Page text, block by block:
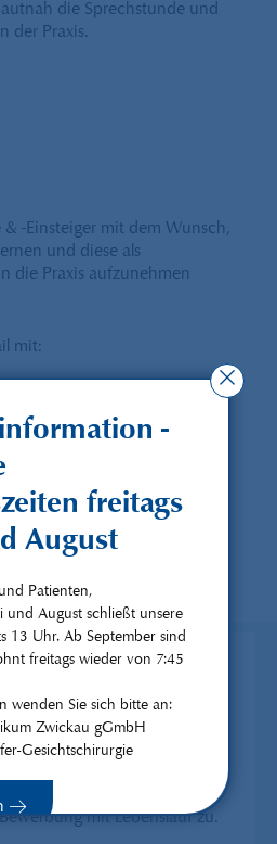
-
freitags
August
Patienten,
und August schließt unsere
13 Uhr. Ab September sind
freitags wieder von 7:45
wenden Sie sich bitte an:
Zwickau gGmbH
Gesichtschirurgie
die Sprechstunde und
der Praxis.
-Einsteiger mit dem Wunsch,
und diese als
die Praxis aufzunehmen
mit:
YPP
Bewerben
mit Lebenslauf zu.